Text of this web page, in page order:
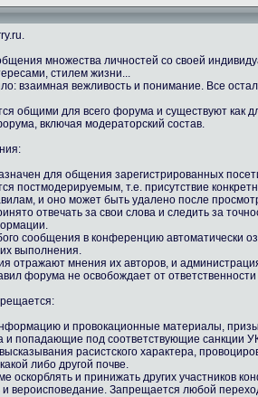
множества личностей со своей
стилем жизни...
взаимная вежливость и понимание. Все
общими для всего форума и существуют как
включая модераторский состав.
для общения зарегистрированных
постмодерируемым, т.е. присутствие
и оно может быть удалено после
отвечать за свои слова и следить за
сообщения в конференцию автоматически
выполнения.
отражают мнения их авторов, и
форума не освобождает от
и провокационные материалы,
и попадающие под соответствующие санкции
расистского характера,
либо другой почве.
оскорблять и принижать других участников
вероисповедание. Запрещается любой